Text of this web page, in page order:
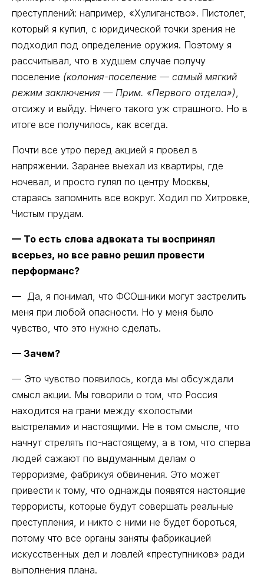
преступлений: например, «Хулиганство». Пистолет,
который я купил, с юридической точки зрения не
подходил под определение оружия. Поэтому я
рассчитывал, что в худшем случае получу
поселение (колония-поселение — самый мягкий
режим заключения — Прим. «Первого отдела»),
отсижу и выйду. Ничего такого уж страшного. Но в
итоге все получилось, как всегда.
Почти все утро перед акцией я провел в
напряжении. Заранее выехал из квартиры, где
ночевал, и просто гулял по центру Москвы,
стараясь запомнить все вокруг. Ходил по Хитровке,
Чистым прудам.
— То есть слова адвоката ты воспринял
всерьез, но все равно решил провести
перформанс?
— Да, я понимал, что ФСОшники могут застрелить
меня при любой опасности. Но у меня было
чувство, что это нужно сделать.
— Зачем?
— Это чувство появилось, когда мы обсуждали
смысл акции. Мы говорили о том, что Россия
находится на грани между «холостыми
выстрелами» и настоящими. Не в том смысле, что
начнут стрелять по-настоящему, а в том, что сперва
людей сажают по выдуманным делам о
терроризме, фабрикуя обвинения. Это может
привести к тому, что однажды появятся настоящие
террористы, которые будут совершать реальные
преступления, и никто с ними не будет бороться,
потому что все органы заняты фабрикацией
искусственных дел и ловлей «преступников» ради
выполнения плана.